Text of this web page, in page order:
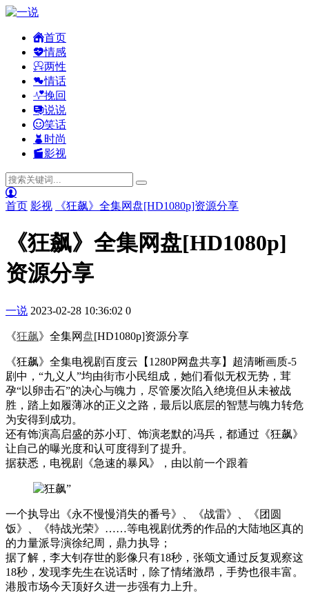
首页
情感
两性
情话
挽回
说说
笑话
时尚
影视
首页 影视 《狂飙》全集网盘[HD1080p]资源分享
《狂飙》全集网盘[HD1080p]
资源分享
一说 2023-02-28 10:36:02 0
《狂飙》全集网盘[HD1080p]资源分享
《狂飙》全集电视剧百度云【1280P网盘共享】超清晰画质-5
剧中，“九义人”均由街市小民组成，她们看似无权无势，茸
孕“以卵击石”的决心与魄力，尽管屡次陷入绝境但从未被战
胜，踏上如履薄冰的正义之路，最后以底层的智慧与魄力转危
为安得到成功。
还有饰演高启盛的苏小玎、饰演老默的冯兵，都通过《狂飙》
让自己的曝光度和认可度得到了提升。
据获悉，电视剧《急速的暴风》，由以前一个跟着
一个执导出《永不慢慢消失的番号》、《战雷》、《团圆
饭》、《特战光荣》……等电视剧优秀的作品的大陆地区真的
的力量派导演徐纪周，鼎力执导；
据了解，李大钊存世的影像只有18秒，张颂文通过反复观察这
18秒，发现李先生在说话时，除了情绪激昂，手势也很丰富。
港股市场今天顶好久进一步强有力上升。